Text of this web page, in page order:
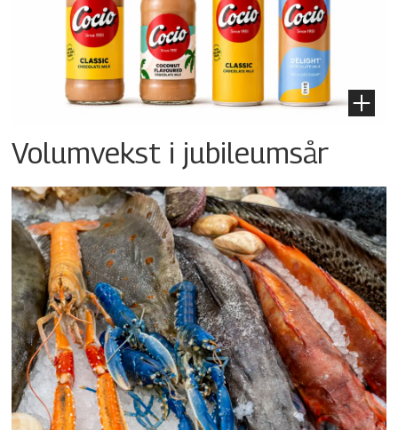
Volumvekst i jubileumsår